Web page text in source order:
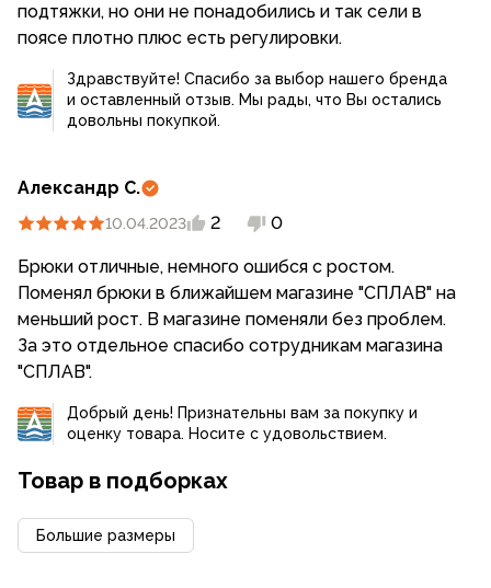
подтяжки, но они не понадобились и так сели в
поясе плотно плюс есть регулировки.
Здравствуйте! Спасибо за выбор нашего бренда
и оставленный отзыв. Мы рады, что Вы остались
довольны покупкой.
Александр С.
10.04.2023 2 0
Брюки отличные, немного ошибся с ростом.
Поменял брюки в ближайшем магазине "СПЛАВ" на
меньший рост. В магазине поменяли без проблем.
За это отдельное спасибо сотрудникам магазина
"СПЛАВ".
Добрый день! Признательны вам за покупку и
оценку товара. Носите с удовольствием.
Товар в подборках
Большие размеры